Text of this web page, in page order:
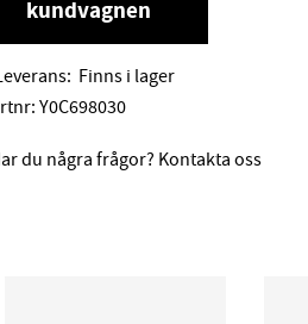
kundvagnen
Finns i lager
Y0C698030
du några frågor? Kontakta oss